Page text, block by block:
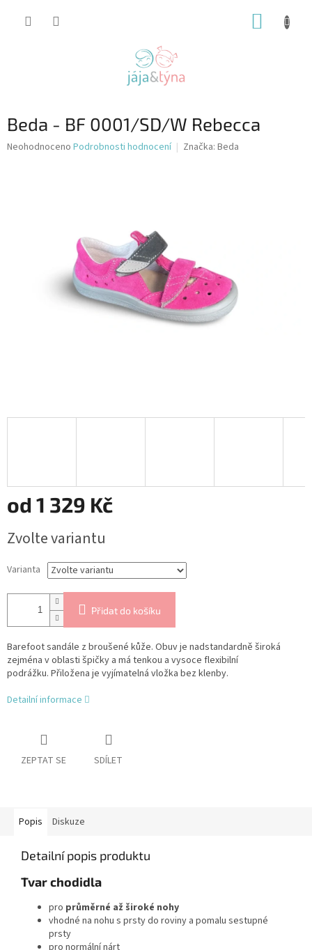
Beda - BF 0001/SD/W Rebecca
Průměrné
Neohodnoceno Podrobnosti hodnocení Značka: Beda
od 1 329 Kč
cena:
Zvolte variantu
Varianta
Přidat do košíku
Barefoot sandále z broušené kůže. Obuv je nadstandardně široká
zejména v oblasti špičky a má tenkou a vysoce flexibilní
podrážku. Přiložena je vyjímatelná vložka bez klenby.
Detailní informace
ZEPTAT SE SDÍLET
Popis Diskuze
Detailní popis produktu
Tvar chodidla
pro průměrné až široké nohy
vhodné na nohu s prsty do roviny a pomalu sestupné
prsty